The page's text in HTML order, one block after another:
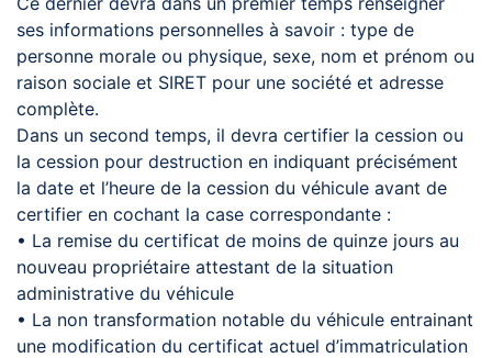
ses informations personnelles à savoir : type de
personne morale ou physique, sexe, nom et prénom ou
raison sociale et SIRET pour une société et adresse
complète.
Dans un second temps, il devra certifier la cession ou
la cession pour destruction en indiquant précisément
la date et l’heure de la cession du véhicule avant de
certifier en cochant la case correspondante :
• La remise du certificat de moins de quinze jours au
nouveau propriétaire attestant de la situation
administrative du véhicule
• La non transformation notable du véhicule entrainant
une modification du certificat actuel d’immatriculation